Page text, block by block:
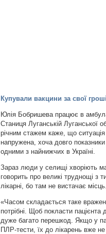
Купували вакцини за свої
Юлія Бобришева працює в
Станиця Луганській Луганської
річним стажем каже, що
напружена, хоча довго
одними з найнижчих в Україні.
Зараз люди у селищі хворіють
говорить про великі труднощі з
лікарні, бо там не вистачає
«Часом складається таке
потрібні. Щоб покласти
дуже багато перешкод. Якщо у
ПЛР-тести, їх до лікарень вже